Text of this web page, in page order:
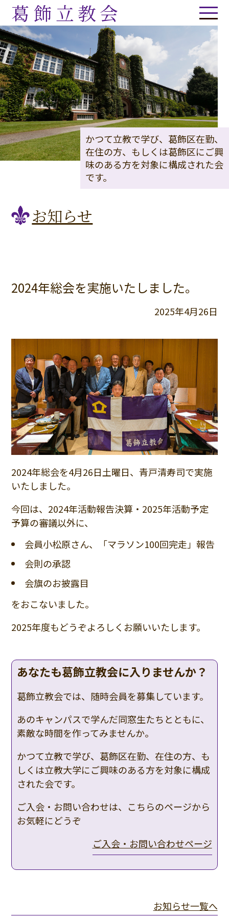
葛飾立教会
かつて立教で学び、葛飾区在勤、
在住の方、もしくは葛飾区にご興
味のある方を対象に構成された会
です。
お知らせ
2024年総会を実施いたしました。
2025年4月26日
2024年総会を4月26日土曜日、青戸清寿司で実施
いたしました。
今回は、2024年活動報告決算・2025年活動予定
予算の審議以外に、
会員小松原さん、「マラソン100回完走」報告
会則の承認
会旗のお披露目
をおこないました。
2025年度もどうぞよろしくお願いいたします。
あなたも葛飾立教会に入りませんか？
葛飾立教会では、随時会員を募集しています。
あのキャンパスで学んだ同窓生たちとともに、
素敵な時間を作ってみませんか。
かつて立教で学び、葛飾区在勤、在住の方、も
しくは立教大学にご興味のある方を対象に構成
された会です。
ご入会・お問い合わせは、こちらのページから
お気軽にどうぞ
ご入会・お問い合わせページ
お知らせ一覧へ